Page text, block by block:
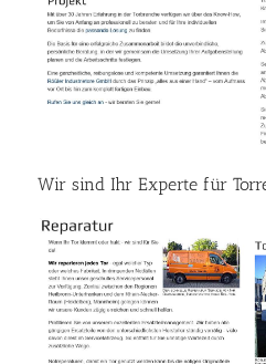
Wir sind Ihr Experte für